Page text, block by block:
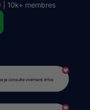
| 10k+ membres